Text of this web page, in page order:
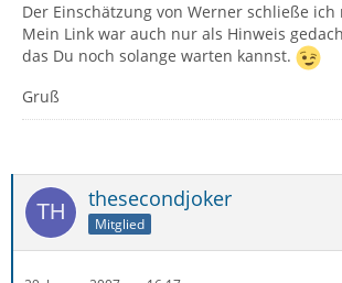
Der Einschätzung von Werner schließe ich
Mein Link war auch nur als Hinweis
das Du noch solange warten kannst.
Gruß
thesecondjoker
Mitglied